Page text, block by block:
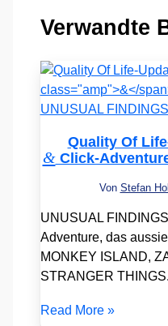
Verwandte
Quality Of
&Click-
Von Stefan
UNUSUAL
Adventure, das
MONKEY ISLAND,
STRANGER THINGS.
Read More »